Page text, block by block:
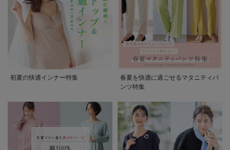
初夏の快適インナー特集
春夏を快適に過ごせるマタニティパ
ンツ特集